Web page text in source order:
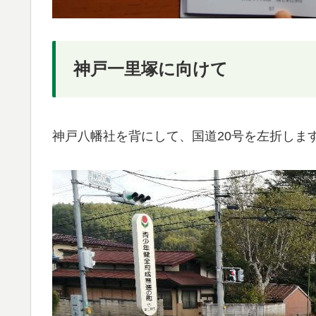
神戸一里塚に向けて
神戸八幡社を背にして、国道20号を左折しま